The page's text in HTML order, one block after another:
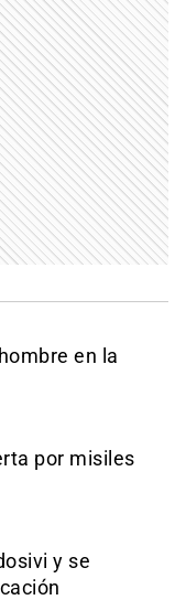
en la
por misiles
y se